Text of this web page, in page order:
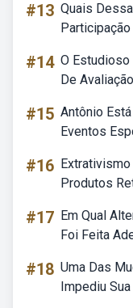
#13 Quais
#14 O
De
#15 Antônio
Eventos
#16
Produtos
#17 Em Qual
Foi Feita
#18 Uma Das
Impediu